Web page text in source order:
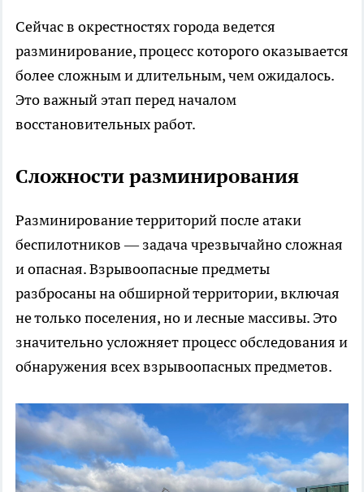
Сейчас в окрестностях города ведется
разминирование, процесс которого оказывается
более сложным и длительным, чем ожидалось.
Это важный этап перед началом
восстановительных работ.
Сложности разминирования
Разминирование территорий после атаки
беспилотников — задача чрезвычайно сложная
и опасная. Взрывоопасные предметы
разбросаны на обширной территории, включая
не только поселения, но и лесные массивы. Это
значительно усложняет процесс обследования и
обнаружения всех взрывоопасных предметов.